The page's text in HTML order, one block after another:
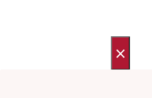
×